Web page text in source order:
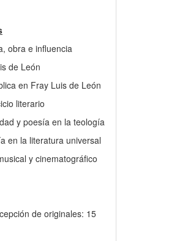
obra e influencia
de León
en Fray Luis de León
literario
y poesía en la teología
en la literatura universal
y cinematográfico
de originales: 15